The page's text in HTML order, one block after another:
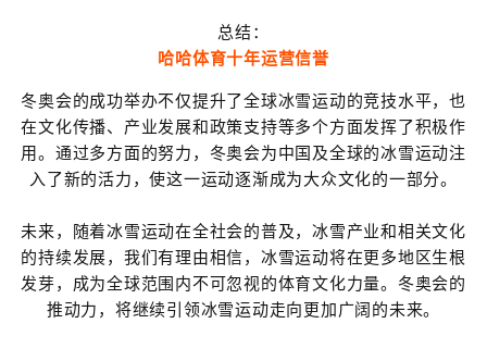
总结：
哈哈体育十年运营信誉
冬奥会的成功举办不仅提升了全球冰雪运动的竞技水平，也
在文化传播、产业发展和政策支持等多个方面发挥了积极作
用。通过多方面的努力，冬奥会为中国及全球的冰雪运动注
入了新的活力，使这一运动逐渐成为大众文化的一部分。
未来，随着冰雪运动在全社会的普及，冰雪产业和相关文化
的持续发展，我们有理由相信，冰雪运动将在更多地区生根
发芽，成为全球范围内不可忽视的体育文化力量。冬奥会的
推动力，将继续引领冰雪运动走向更加广阔的未来。